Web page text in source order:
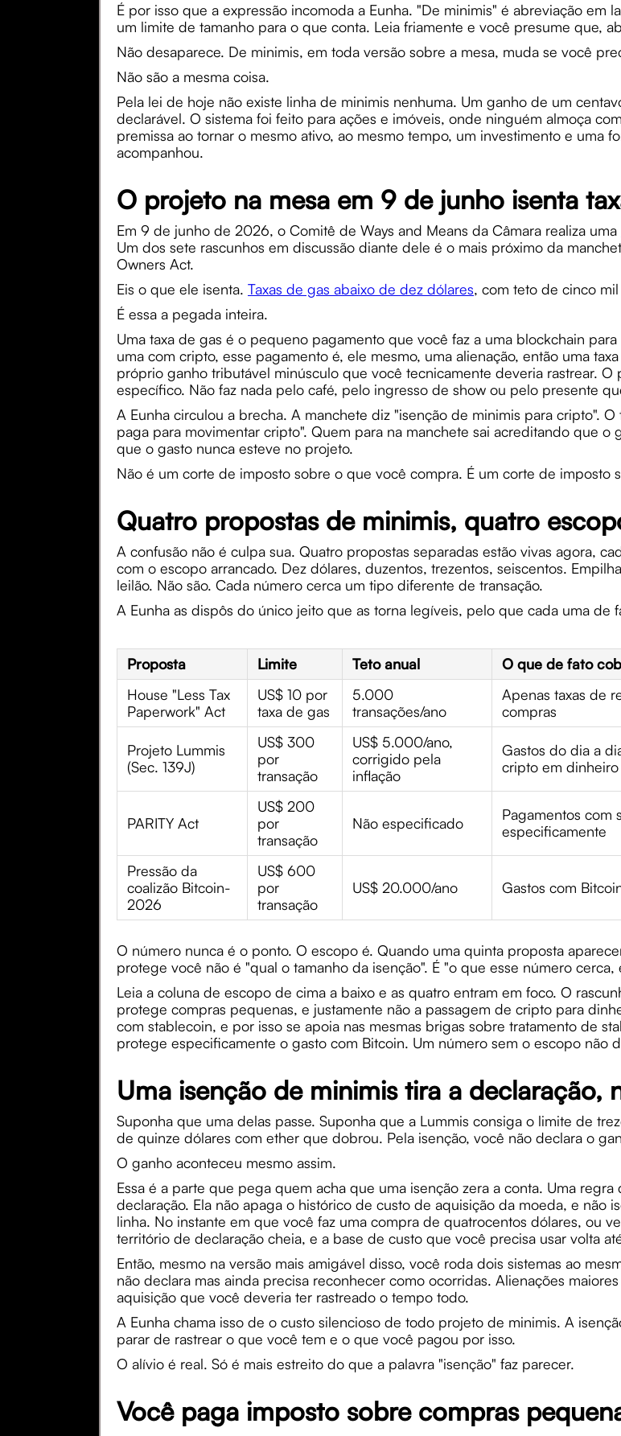
É por isso que a expressão incomoda a Eunha. "De minimis" é abreviação em
um limite de tamanho para o que conta. Leia friamente e você presume que,
Não desaparece. De minimis, em toda versão sobre a mesa, muda se você
Não são a mesma coisa.
Pela lei de hoje não existe linha de minimis nenhuma. Um ganho de um
declarável. O sistema foi feito para ações e imóveis, onde ninguém almoça
premissa ao tornar o mesmo ativo, ao mesmo tempo, um investimento e uma
acompanhou.
O projeto na mesa em 9 de junho isenta
Em 9 de junho de 2026, o Comitê de Ways and Means da Câmara realiza uma
Um dos sete rascunhos em discussão diante dele é o mais próximo da
Owners Act.
Eis o que ele isenta. Taxas de gas abaixo de dez dólares, com teto de cinco
É essa a pegada inteira.
Uma taxa de gas é o pequeno pagamento que você faz a uma blockchain
uma com cripto, esse pagamento é, ele mesmo, uma alienação, então uma
próprio ganho tributável minúsculo que você tecnicamente deveria rastrear.
específico. Não faz nada pelo café, pelo ingresso de show ou pelo presente
A Eunha circulou a brecha. A manchete diz "isenção de minimis para cripto".
paga para movimentar cripto". Quem para na manchete sai acreditando que
que o gasto nunca esteve no projeto.
Não é um corte de imposto sobre o que você compra. É um corte de imposto
Quatro propostas de minimis, quatro
A confusão não é culpa sua. Quatro propostas separadas estão vivas agora,
com o escopo arrancado. Dez dólares, duzentos, trezentos, seiscentos.
leilão. Não são. Cada número cerca um tipo diferente de transação.
A Eunha as dispôs do único jeito que as torna legíveis, pelo que cada uma de
Proposta Limite Teto anual O que de fato
House "Less Tax
Paperwork" Act
US$ 10 por
taxa de gas
5.000
transações/ano
Apenas taxas de
compras
Projeto Lummis
(Sec. 139J)
US$ 300
por
transação
US$ 5.000/ano,
corrigido pela
inflação
Gastos do dia a
cripto em
PARITY Act
US$ 200
por
transação
Não especificado
Pagamentos com
especificamente
Pressão da
coalizão Bitcoin-
2026
US$ 600
por
transação
US$ 20.000/ano Gastos com
O número nunca é o ponto. O escopo é. Quando uma quinta proposta
protege você não é "qual o tamanho da isenção". É "o que esse número
Leia a coluna de escopo de cima a baixo e as quatro entram em foco. O
protege compras pequenas, e justamente não a passagem de cripto para
com stablecoin, e por isso se apoia nas mesmas brigas sobre tratamento de
protege especificamente o gasto com Bitcoin. Um número sem o escopo não
Uma isenção de minimis tira a declaração,
Suponha que uma delas passe. Suponha que a Lummis consiga o limite de
de quinze dólares com ether que dobrou. Pela isenção, você não declara o
O ganho aconteceu mesmo assim.
Essa é a parte que pega quem acha que uma isenção zera a conta. Uma
declaração. Ela não apaga o histórico de custo de aquisição da moeda, e não
linha. No instante em que você faz uma compra de quatrocentos dólares, ou
território de declaração cheia, e a base de custo que você precisa usar volta
Então, mesmo na versão mais amigável disso, você roda dois sistemas ao
não declara mas ainda precisa reconhecer como ocorridas. Alienações
aquisição que você deveria ter rastreado o tempo todo.
A Eunha chama isso de o custo silencioso de todo projeto de minimis. A
parar de rastrear o que você tem e o que você pagou por isso.
O alívio é real. Só é mais estreito do que a palavra "isenção" faz parecer.
Você paga imposto sobre compras